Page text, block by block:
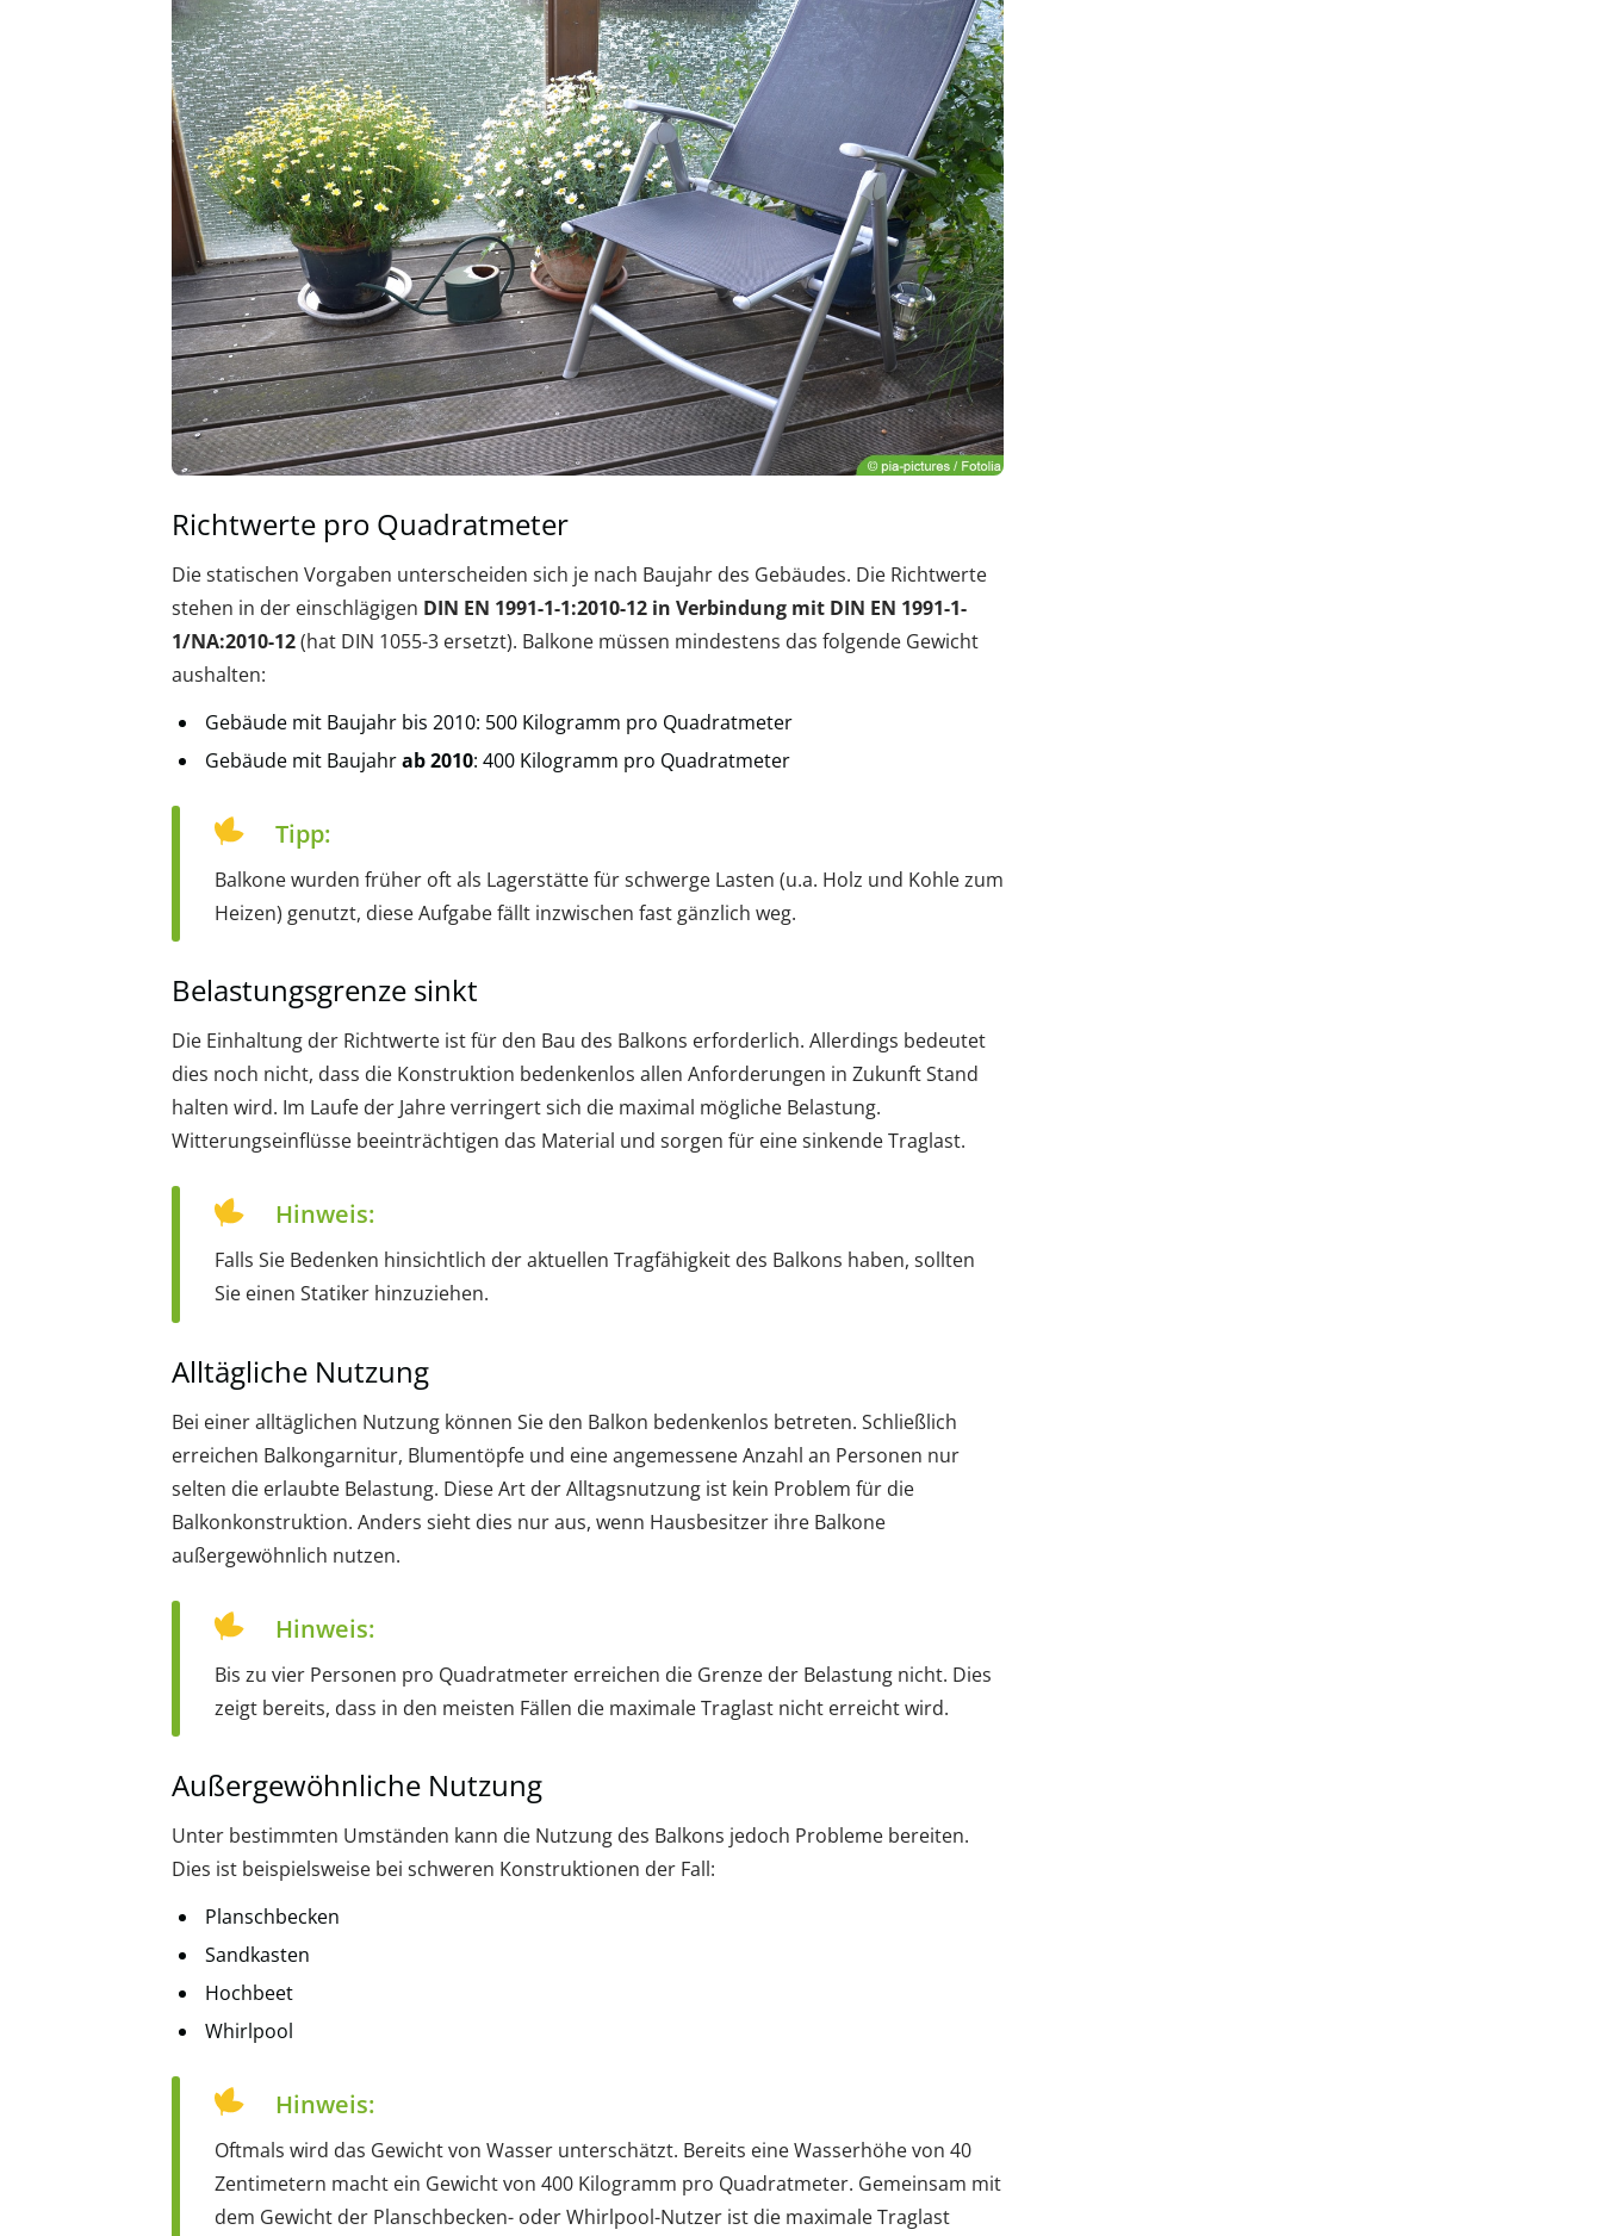
Richtwerte pro Quadratmeter
Die statischen Vorgaben unterscheiden sich je nach Baujahr des Gebäudes. Die Richtwerte
stehen in der einschlägigen DIN EN 1991-1-1:2010-12 in Verbindung mit DIN EN 1991-1-
1/NA:2010-12(hat DIN 1055-3 ersetzt). Balkone müssen mindestens das folgende Gewicht
aushalten:
Gebäude mit Baujahr bis 2010: 500 Kilogramm pro Quadratmeter
Gebäude mit Baujahrab 2010: 400 Kilogramm pro Quadratmeter
Tipp:
Balkone wurden früher oft als Lagerstätte für schwerge Lasten (u.a. Holz und Kohle zum
Heizen) genutzt, diese Aufgabe fällt inzwischen fast gänzlich weg.
Belastungsgrenze sinkt
Die Einhaltung der Richtwerte ist für den Bau des Balkons erforderlich. Allerdings bedeutet
dies noch nicht, dass die Konstruktion bedenkenlos allen Anforderungen in Zukunft Stand
halten wird. Im Laufe der Jahre verringert sich die maximal mögliche Belastung.
Witterungseinflüsse beeinträchtigen das Material und sorgen für eine sinkende Traglast.
Hinweis:
Falls Sie Bedenken hinsichtlich der aktuellen Tragfähigkeit des Balkons haben, sollten
Sie einen Statiker hinzuziehen.
Alltägliche Nutzung
Bei einer alltäglichen Nutzung können Sie den Balkon bedenkenlos betreten. Schließlich
erreichen Balkongarnitur, Blumentöpfe und eine angemessene Anzahl an Personen nur
selten die erlaubte Belastung. Diese Art der Alltagsnutzung ist kein Problem für die
Balkonkonstruktion. Anders sieht dies nur aus, wenn Hausbesitzer ihre Balkone
außergewöhnlich nutzen.
Hinweis:
Bis zu vier Personen pro Quadratmeter erreichen die Grenze der Belastung nicht. Dies
zeigt bereits, dass in den meisten Fällen die maximale Traglast nicht erreicht wird.
Außergewöhnliche Nutzung
Unter bestimmten Umständen kann die Nutzung des Balkons jedoch Probleme bereiten.
Dies ist beispielsweise bei schweren Konstruktionen der Fall:
Planschbecken
Sandkasten
Hochbeet
Whirlpool
Hinweis:
Oftmals wird das Gewicht von Wasser unterschätzt. Bereits eine Wasserhöhe von 40
Zentimetern macht ein Gewicht von 400 Kilogramm pro Quadratmeter. Gemeinsam mit
dem Gewicht der Planschbecken- oder Whirlpool-Nutzer ist die maximale Traglast